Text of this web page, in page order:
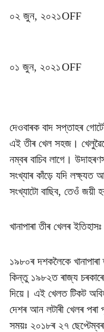
০২ জুন, ২০২১OFF
০১ জুন, ২০২১OFF
দেওবাৰক বাদ সপ্তাহৰ
এই তীৰ খেল সহজ।
নম্বৰ বাচিব লাগে।
সংখ্যাৰ কাঁড়ে যদি লক্ষ্যত
সংখ্যাটো বাছিব, তেওঁ
খানাপাৰা তীৰ খেলৰ ইতিহাসঃ
১৯৮০ৰ দশকলৈকে
কিন্তু ১৯৮২ত ৰাজ্য
দিয়ে। এই খেলত টিকট
দেশৰ আন লটাৰী খেলৰ পৰা
সময়ঃ ২০১৮ৰ ২৭